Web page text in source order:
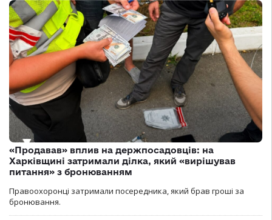
«Продавав» вплив на держпосадовців: на
Харківщині затримали ділка, який «вирішував
питання» з бронюванням
Правоохоронці затримали посередника, який брав гроші за
бронювання.